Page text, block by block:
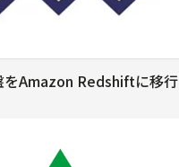
をAmazon Redshiftに移行